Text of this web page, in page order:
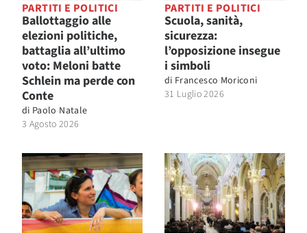
PARTITI E POLITICI
Ballottaggio alle
elezioni politiche,
battaglia all’ultimo
voto: Meloni batte
Schlein ma perde con
Conte
di Paolo Natale
3 Agosto 2026
PARTITI E POLITICI
Scuola, sanità,
sicurezza:
l’opposizione insegue
i simboli
di Francesco Moriconi
31 Luglio 2026